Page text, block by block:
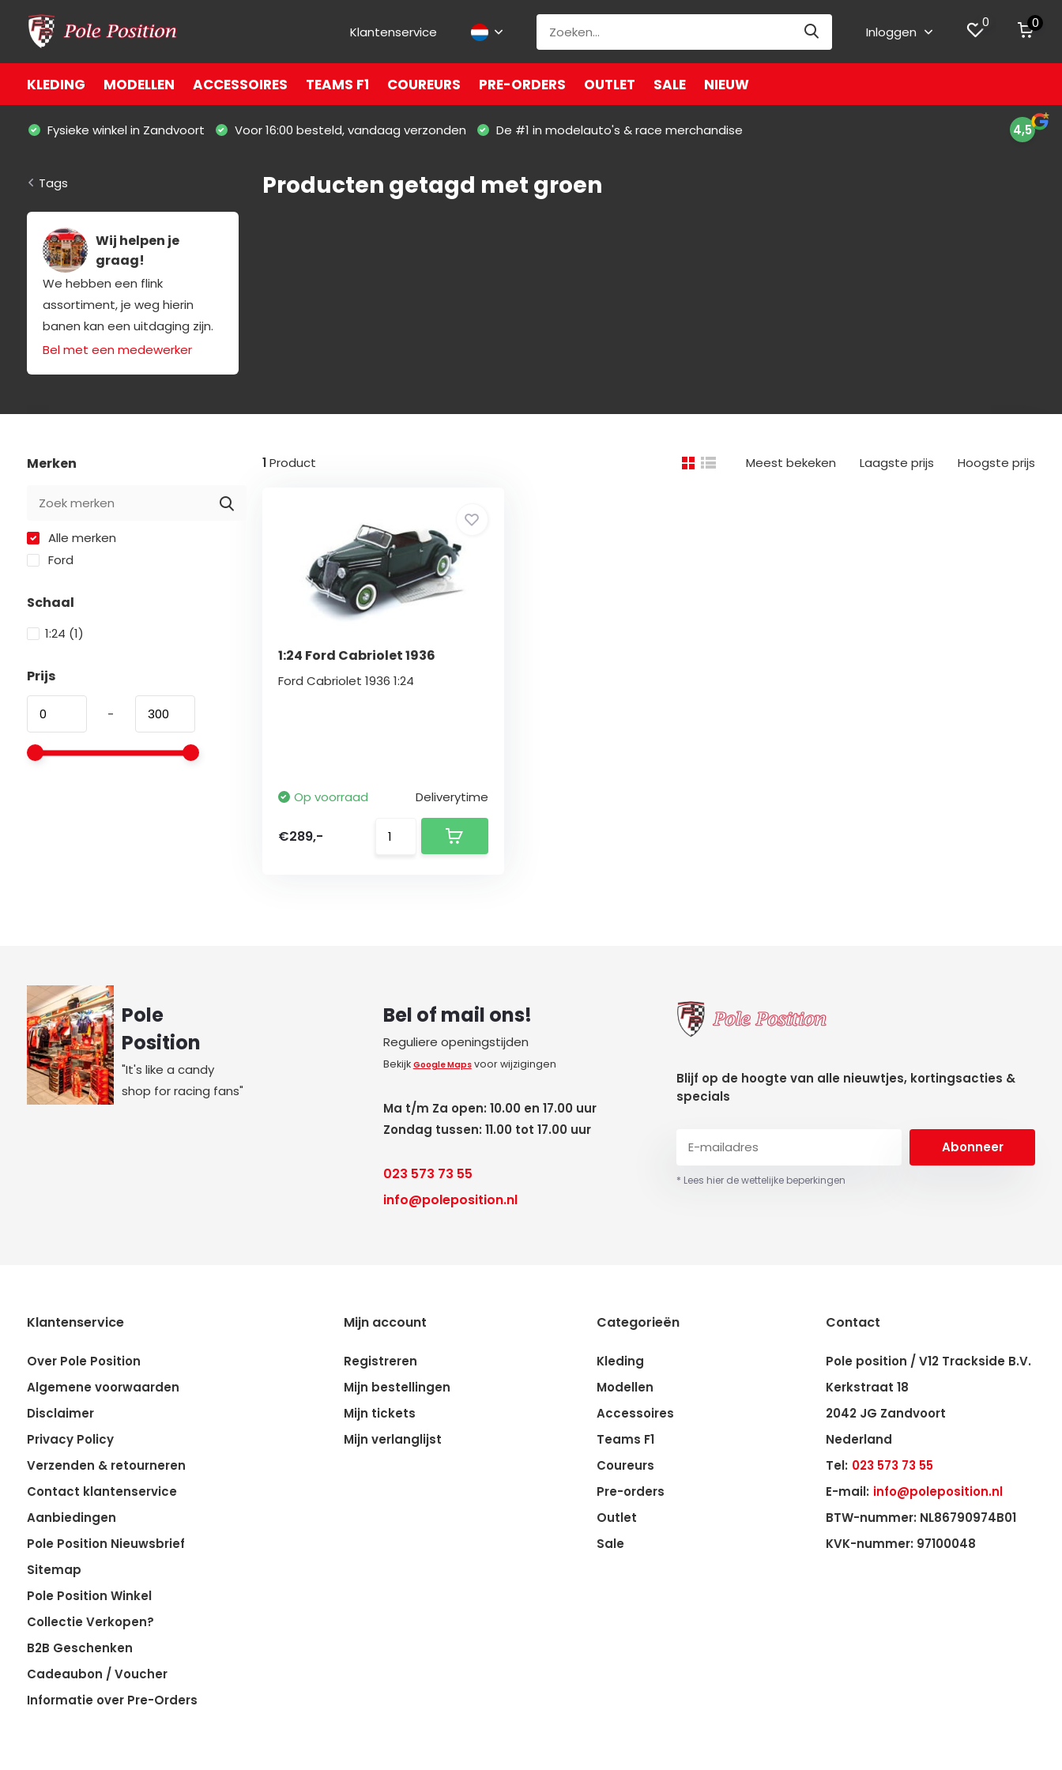
Klantenservice Inloggen
0 0
KLEDING MODELLEN ACCESSOIRES TEAMS F1 COUREURS PRE-ORDERS OUTLET SALE NIEUW
Fysieke winkel in Zandvoort Voor 16:00 besteld, vandaag verzonden De #1 in modelauto's & race merchandise 4,5
Tags
Wij helpen je
graag!
We hebben een flink
assortiment, je weg hierin
banen kan een uitdaging zijn.
Bel met een medewerker
Producten getagd met groen
Merken
Alle merken
Ford
Schaal
1:24 (1)
Prijs
-
1Product Meest bekeken Laagste prijs Hoogste prijs
1:24 Ford Cabriolet 1936
Ford Cabriolet 1936 1:24
Op voorraad Deliverytime
€289,-
Pole
Position
"It's like a candy
shop for racing fans"
Bel of mail ons!
Reguliere openingstijden
Bekijk Google Mapsvoor wijzigingen
Ma t/m Za open: 10.00 en 17.00 uur
Zondag tussen: 11.00 tot 17.00 uur
023 573 73 55
info@poleposition.nl
Blijf op de hoogte van alle nieuwtjes, kortingsacties &
specials
Abonneer
* Lees hier de wettelijke beperkingen
Klantenservice
Over Pole Position
Algemene voorwaarden
Disclaimer
Privacy Policy
Verzenden & retourneren
Contact klantenservice
Aanbiedingen
Pole Position Nieuwsbrief
Sitemap
Pole Position Winkel
Collectie Verkopen?
B2B Geschenken
Cadeaubon / Voucher
Informatie over Pre-Orders
Mijn account
Registreren
Mijn bestellingen
Mijn tickets
Mijn verlanglijst
Categorieën
Kleding
Modellen
Accessoires
Teams F1
Coureurs
Pre-orders
Outlet
Sale
Contact
Pole position / V12 Trackside B.V.
Kerkstraat 18
2042 JG Zandvoort
Nederland
Tel: 023 573 73 55
E-mail: info@poleposition.nl
BTW-nummer: NL86790974B01
KVK-nummer: 97100048